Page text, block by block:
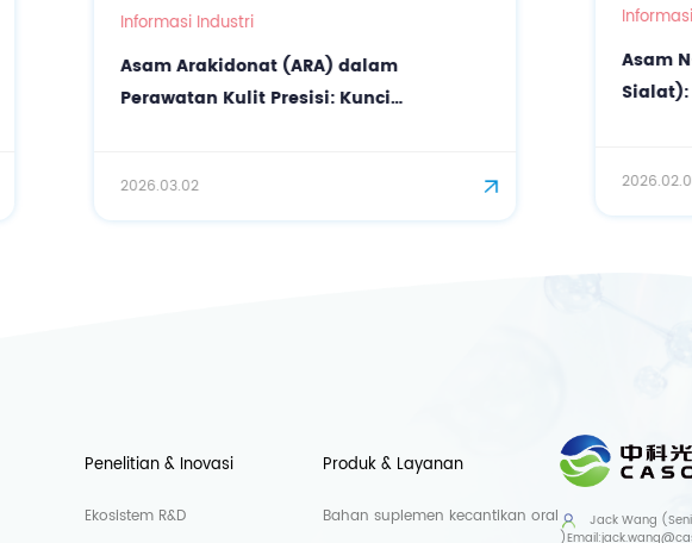
Informasi Industri
Asam Arakidonat (ARA) dalam
Perawatan Kulit Presisi: Kunci
Informasi Industri
Asam N-
Sialat):
Penelitian & Inovasi
Ekosistem R&D
Produk & Layanan
Bahan suplemen kecantikan oral
Jack Wang
)Email: